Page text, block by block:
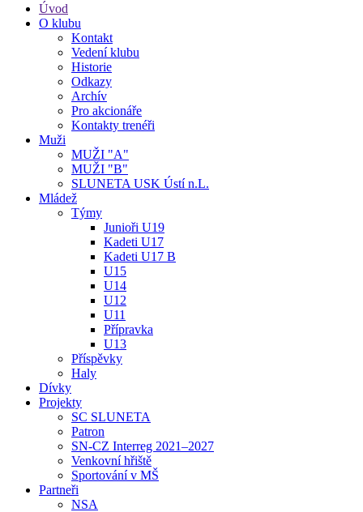
Úvod
O klubu
Kontakt
Vedení klubu
Historie
Odkazy
Archív
Pro akcionáře
Kontakty trenéři
Muži
MUŽI "A"
MUŽI "B"
SLUNETA USK Ústí n.L.
Mládež
Týmy
Junioři U19
Kadeti U17
Kadeti U17 B
U15
U14
U12
U11
Přípravka
U13
Příspěvky
Haly
Dívky
Projekty
SC SLUNETA
Patron
SN-CZ Interreg 2021–2027
Venkovní hřiště
Sportování v MŠ
Partneři
NSA